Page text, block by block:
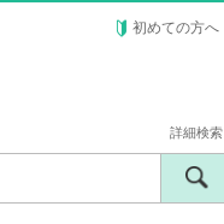
初めての方へ
詳細検索